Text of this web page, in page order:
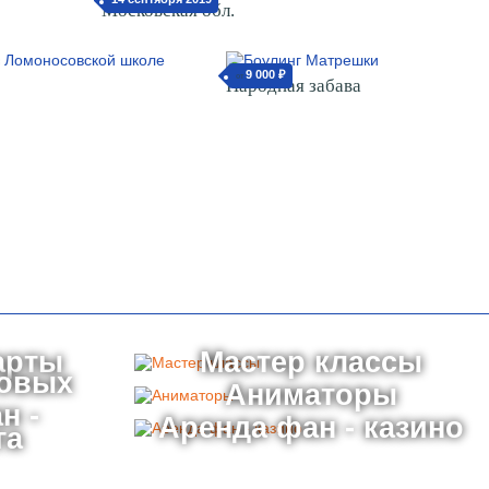
Московская обл.
от9 000 ₽
Народная забава
Мастер классы
Аниматоры
- Аренда фан - казино